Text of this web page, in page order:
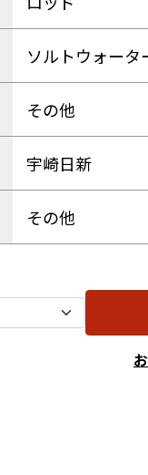
ソルトウォータ
その他
宇崎日新
その他